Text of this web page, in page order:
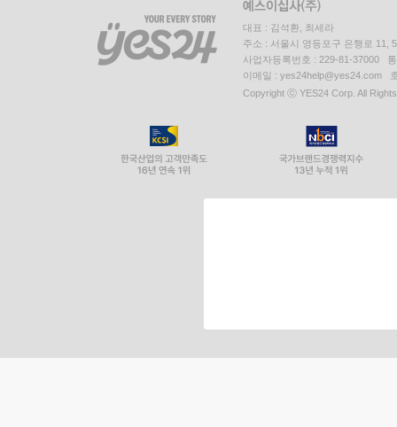
대표 : 김석환, 최세라
주소 : 서울시 영등포구 은행로 11,
사업자등록번호 : 229-81-37000
이메일 : yes24help@yes24.com
Copyright ⓒ YES24 Corp. All